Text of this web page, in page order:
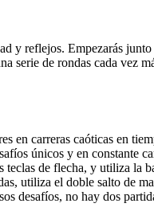
y reflejos. Empezarás
serie de rondas cada vez
en carreras caóticas en
únicos y en constante
de flecha, y utiliza la
utiliza el doble salto de
desafíos, no hay dos